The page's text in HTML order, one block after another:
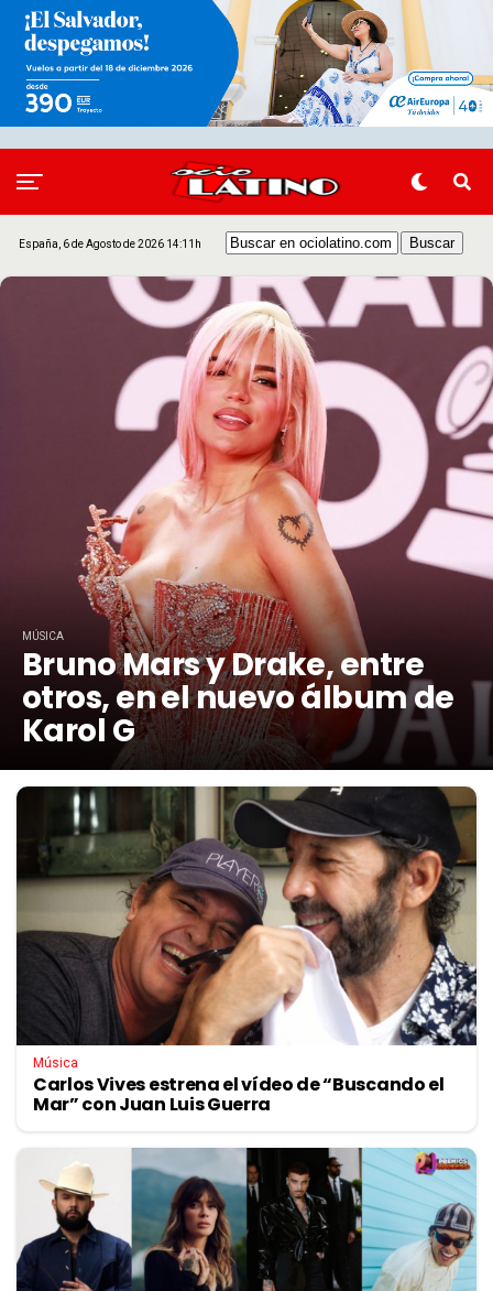
España, 6 de Agosto de 2026 14:11h
MÚSICA
Bruno Mars y Drake, entre
otros, en el nuevo álbum de
Karol G
Música
Carlos Vives estrena el vídeo de “Buscando el
Mar” con Juan Luis Guerra